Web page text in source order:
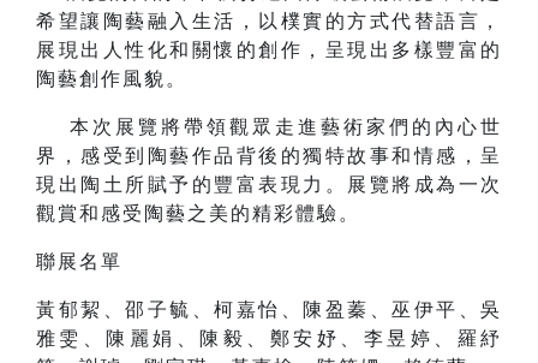
希望讓陶藝融入生活，以樸實的方式代替語言，
展現出人性化和關懷的創作，呈現出多樣豐富的
陶藝創作風貌。
本次展覽將帶領觀眾走進藝術家們的內心世
界，感受到陶藝作品背後的獨特故事和情感，呈
現出陶土所賦予的豐富表現力。展覽將成為一次
觀賞和感受陶藝之美的精彩體驗。
聯展名單
黃郁絜、邵子毓、柯嘉怡、陳盈蓁、巫伊平、吳
雅雯、陳麗娟、陳毅、鄭安妤、李昱婷、羅紓